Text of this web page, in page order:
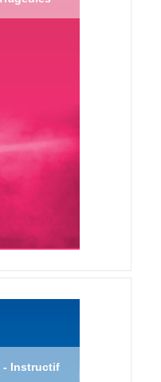
- Instructif